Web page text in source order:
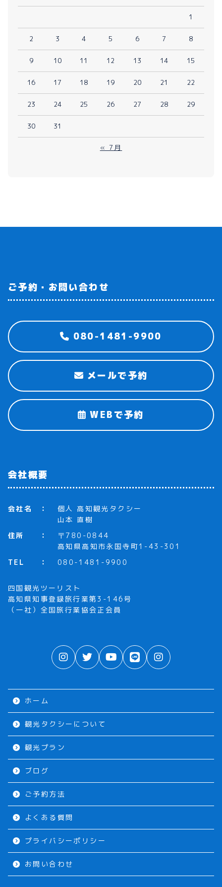
1
2 3 4 5 6 7 8
9 10 11 12 13 14 15
16 17 18 19 20 21 22
23 24 25 26 27 28 29
30 31
« 7月
ご予約・お問い合わせ
080-1481-9900
メールで予約
WEBで予約
会社概要
会社名
個人 高知観光タクシー
山本 直樹
住所
〒780-0844
高知県高知市永国寺町1-43-301
TEL
080-1481-9900
四国観光ツーリスト
高知県知事登録旅行業第3-146号
（一社）全国旅行業協会正会員
ホーム
観光タクシーについて
観光プラン
ブログ
ご予約方法
よくある質問
プライバシーポリシー
お問い合わせ